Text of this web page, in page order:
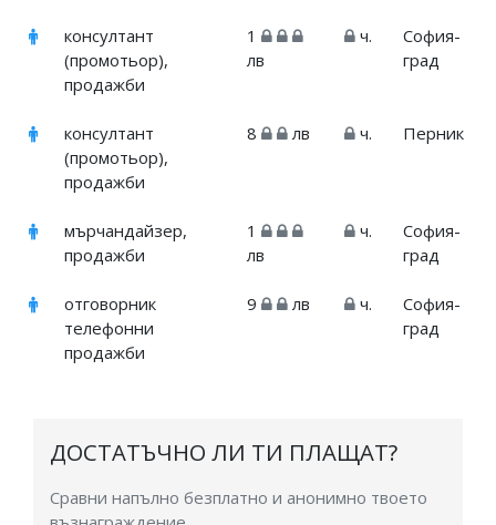
консултант
(промотьор),
продажби
1
лв
ч.
София-
град
консултант
(промотьор),
продажби
8 лв ч. Перник
мърчандайзер,
продажби
1
лв
ч.
София-
град
отговорник
телефонни
продажби
9 лв ч.
София-
град
ДОСТАТЪЧНО ЛИ ТИ ПЛАЩАТ?
Сравни напълно безплатно и анонимно твоето